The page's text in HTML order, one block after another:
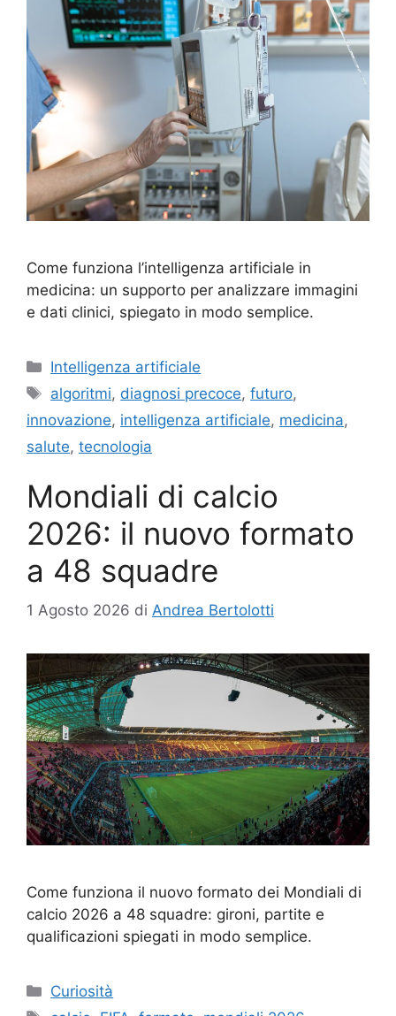
Come funziona l’intelligenza artificiale in
medicina: un supporto per analizzare immagini
e dati clinici, spiegato in modo semplice.
Categorie
Intelligenza artificiale
Tag
algoritmi, diagnosi precoce,futuro,
innovazione, intelligenza artificiale, medicina,
salute, tecnologia
Mondiali di calcio
2026: il nuovo formato
a 48 squadre
1 Agosto 2026 di Andrea Bertolotti
Come funziona il nuovo formato dei Mondiali di
calcio 2026 a 48 squadre: gironi, partite e
qualificazioni spiegati in modo semplice.
Categorie
Curiosità